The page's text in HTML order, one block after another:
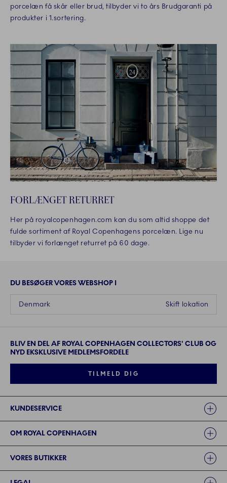
porcelæn få skår eller brud, tilbyder vi to års Brudgaranti på
produkter i 1.sortering.
FORLÆNGET RETURRET
Her på royalcopenhagen.com kan du som altid shoppe det
fulde sortiment af Royal Copenhagens porcelæn. Lige nu
tilbyder vi forlænget returret på 60 dage.
DU BESØGER VORES WEBSHOP I
Skift lokation
Denmark
BLIV EN DEL AF ROYAL COPENHAGEN COLLECTORS' CLUB OG
NYD EKSKLUSIVE MEDLEMSFORDELE
TILMELD DIG
KUNDESERVICE
OM ROYAL COPENHAGEN
VORES BUTIKKER